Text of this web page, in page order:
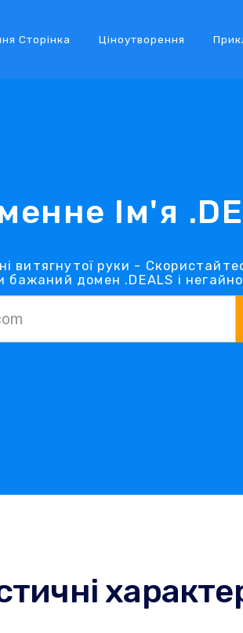
Сторінка Ціноутворення
Ім'я
витягнутої руки -
бажаний домен .DEALS і